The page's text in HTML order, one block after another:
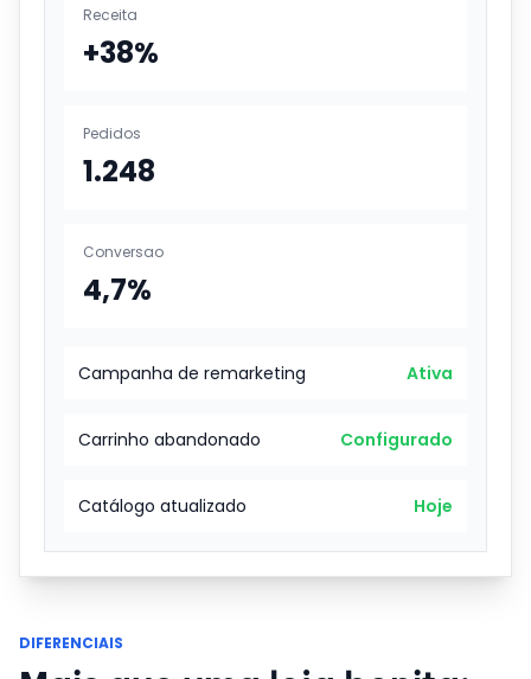
Receita
+38%
Pedidos
1.248
Conversao
4,7%
Campanha de remarketing Ativa
Carrinho abandonado Configurado
Catálogo atualizado Hoje
DIFERENCIAIS